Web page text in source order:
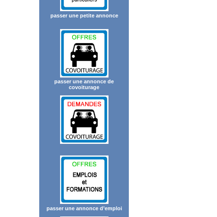
passer une petite annonce
passer une annonce de
covoiturage
passer une annonce d’emploi